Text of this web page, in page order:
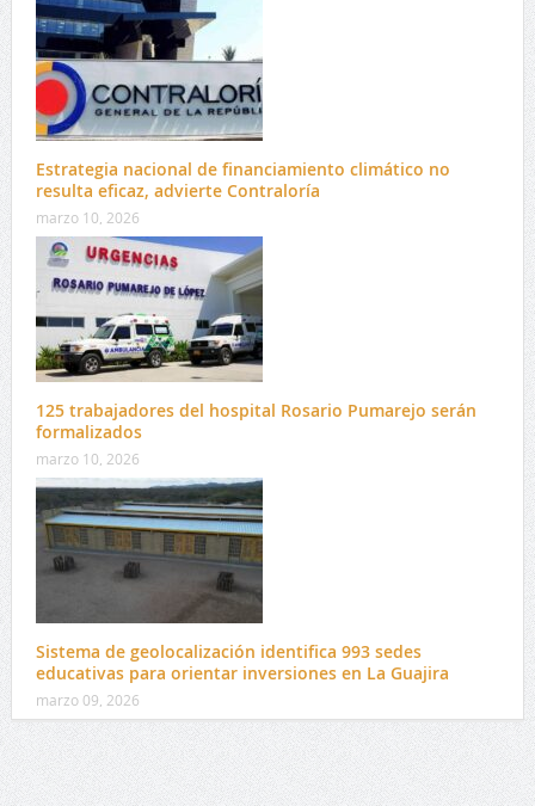
Estrategia nacional de financiamiento climático no
resulta eficaz, advierte Contraloría
marzo 10, 2026
125 trabajadores del hospital Rosario Pumarejo serán
formalizados
marzo 10, 2026
Sistema de geolocalización identifica 993 sedes
educativas para orientar inversiones en La Guajira
marzo 09, 2026